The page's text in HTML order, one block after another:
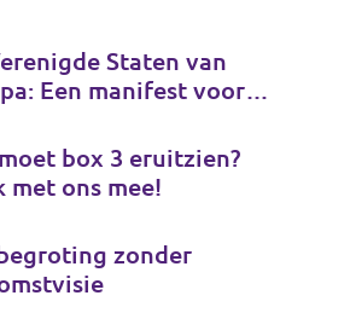
Staten van
Een manifest voor
box 3 eruitzien?
met ons mee!
zonder